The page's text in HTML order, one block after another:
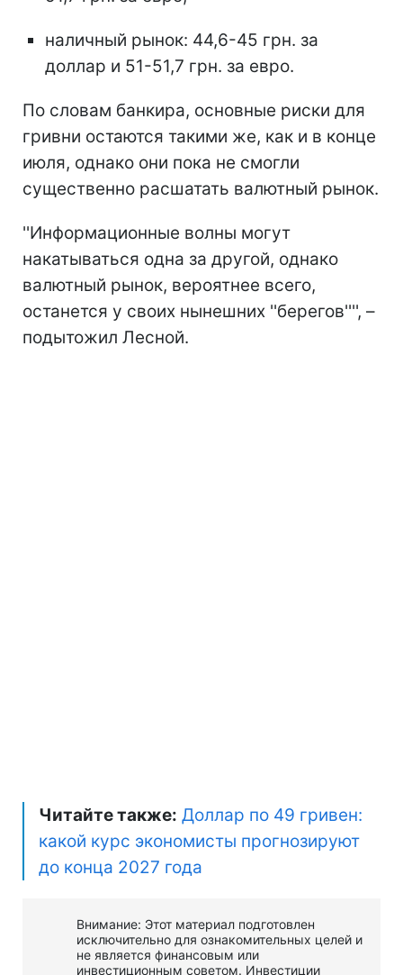
наличный рынок: 44,6-45 грн. за
доллар и 51-51,7 грн. за евро.
По словам банкира, основные риски для
гривни остаются такими же, как и в конце
июля, однако они пока не смогли
существенно расшатать валютный рынок.
''Информационные волны могут
накатываться одна за другой, однако
валютный рынок, вероятнее всего,
останется у своих нынешних ''берегов'''', –
подытожил Лесной.
Читайте также: Доллар по 49 гривен:
какой курс экономисты прогнозируют
до конца 2027 года
Внимание: Этот материал подготовлен
исключительно для ознакомительных целей и
не является финансовым или
инвестиционным советом. Инвестиции